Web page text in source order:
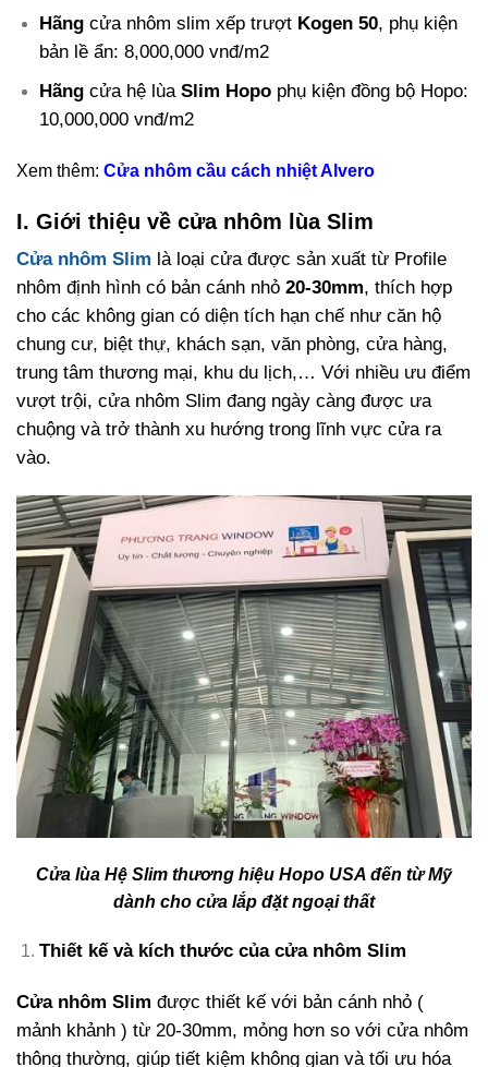
Hãngcửa nhôm slim xếp trượt Kogen 50, phụ kiện
bản lề ẩn: 8,000,000 vnđ/m2
Hãngcửa hệ lùa Slim Hopophụ kiện đồng bộ Hopo:
10,000,000 vnđ/m2
Xem thêm: Cửa nhôm cầu cách nhiệt Alvero
I. Giới thiệu về cửa nhôm lùa Slim
Cửa nhôm Slim là loại cửa được sản xuất từ Profile
nhôm định hình có bản cánh nhỏ 20-30mm, thích hợp
cho các không gian có diện tích hạn chế như căn hộ
chung cư, biệt thự, khách sạn, văn phòng, cửa hàng,
trung tâm thương mại, khu du lịch,… Với nhiều ưu điểm
vượt trội, cửa nhôm Slim đang ngày càng được ưa
chuộng và trở thành xu hướng trong lĩnh vực cửa ra
vào.
Cửa lùa Hệ Slim thương hiệu Hopo USA đến từ Mỹ
dành cho cửa lắp đặt ngoại thất
Thiết kế và kích thước của cửa nhôm Slim
Cửa nhôm Slim được thiết kế với bản cánh nhỏ (
mảnh khảnh ) từ 20-30mm, mỏng hơn so với cửa nhôm
thông thường, giúp tiết kiệm không gian và tối ưu hóa